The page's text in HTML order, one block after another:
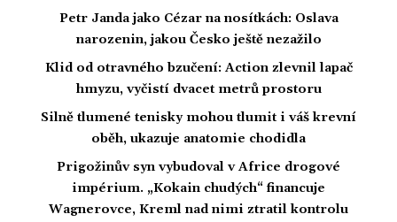
Petr Janda jako Cézar na nosítkách: Oslava
narozenin, jakou Česko ještě nezažilo
Klid od otravného bzučení: Action zlevnil lapač
hmyzu, vyčistí dvacet metrů prostoru
Silně tlumené tenisky mohou tlumit i váš krevní
oběh, ukazuje anatomie chodidla
Prigožinův syn vybudoval v Africe drogové
impérium. „Kokain chudých“ financuje
Wagnerovce, Kreml nad nimi ztratil kontrolu